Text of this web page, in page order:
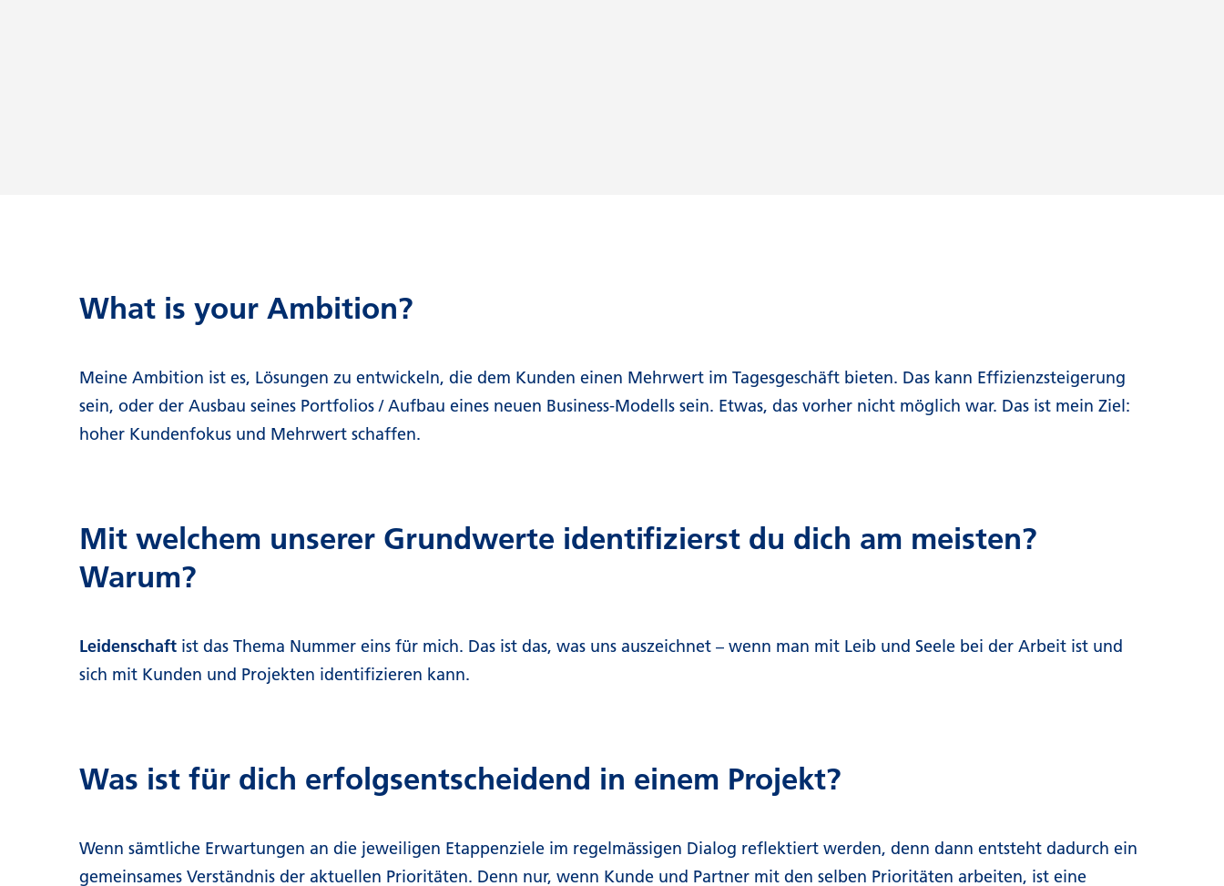
What is your Ambition?
Meine Ambition ist es, Lösungen zu entwickeln, die dem Kunden einen Mehrwert im Tagesgeschäft bieten. Das kann Effizienzsteigerung
sein, oder der Ausbau seines Portfolios / Aufbau eines neuen Business-Modells sein. Etwas, das vorher nicht möglich war. Das ist mein Ziel:
hoher Kundenfokus und Mehrwert schaffen.
Mit welchem unserer Grundwerte identifizierst du dich am meisten?
Warum?
Leidenschaft ist das Thema Nummer eins für mich. Das ist das, was uns auszeichnet – wenn man mit Leib und Seele bei der Arbeit ist und
sich mit Kunden und Projekten identifizieren kann.
Was ist für dich erfolgsentscheidend in einem Projekt?
Wenn sämtliche Erwartungen an die jeweiligen Etappenziele im regelmässigen Dialog reflektiert werden, denn dann entsteht dadurch ein
gemeinsames Verständnis der aktuellen Prioritäten. Denn nur, wenn Kunde und Partner mit den selben Prioritäten arbeiten, ist eine